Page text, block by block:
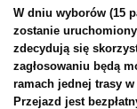
W dniu wyborów (15
zostanie
zdecydują się
zagłosowaniu będą
ramach jednej trasy
Przejazd jest